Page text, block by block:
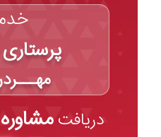
دریافتمشاوره